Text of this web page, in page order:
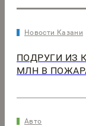
Новости Казани
ПОДРУГИ ИЗ
МЛН В
Авто